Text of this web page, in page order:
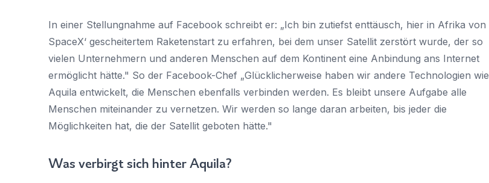
In einer Stellungnahme auf Facebook schreibt er: „Ich bin zutiefst enttäusch, hier in Afrika von
SpaceX‘ gescheitertem Raketenstart zu erfahren, bei dem unser Satellit zerstört wurde, der so
vielen Unternehmern und anderen Menschen auf dem Kontinent eine Anbindung ans Internet
ermöglicht hätte." So der Facebook-Chef „Glücklicherweise haben wir andere Technologien wie
Aquila entwickelt, die Menschen ebenfalls verbinden werden. Es bleibt unsere Aufgabe alle
Menschen miteinander zu vernetzen. Wir werden so lange daran arbeiten, bis jeder die
Möglichkeiten hat, die der Satellit geboten hätte."
Was verbirgt sich hinter Aquila?